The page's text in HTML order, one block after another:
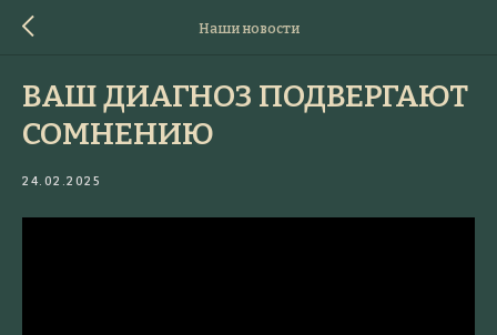
Наши новости
ВАШ ДИАГНОЗ ПОДВЕРГАЮТ
СОМНЕНИЮ
24.02.2025